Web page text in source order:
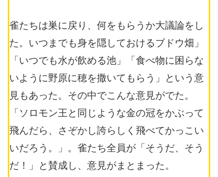
雀たちは巣に戻り、何をもらうか大議論をし
た。いつまでも身を隠しておけるブドウ畑」
「いつでも水が飲める池」「食べ物に困らな
いように野原に穂を撒いてもらう」という意
見もあった。その中でこんな意見がでた。
「ソロモン王と同じような金の冠をかぶって
飛んだら、さぞかし誇らしく飛べてかっこい
いだろう。」。雀たち全員が「そうだ、そう
だ！」と賛成し、意見がまとまった。